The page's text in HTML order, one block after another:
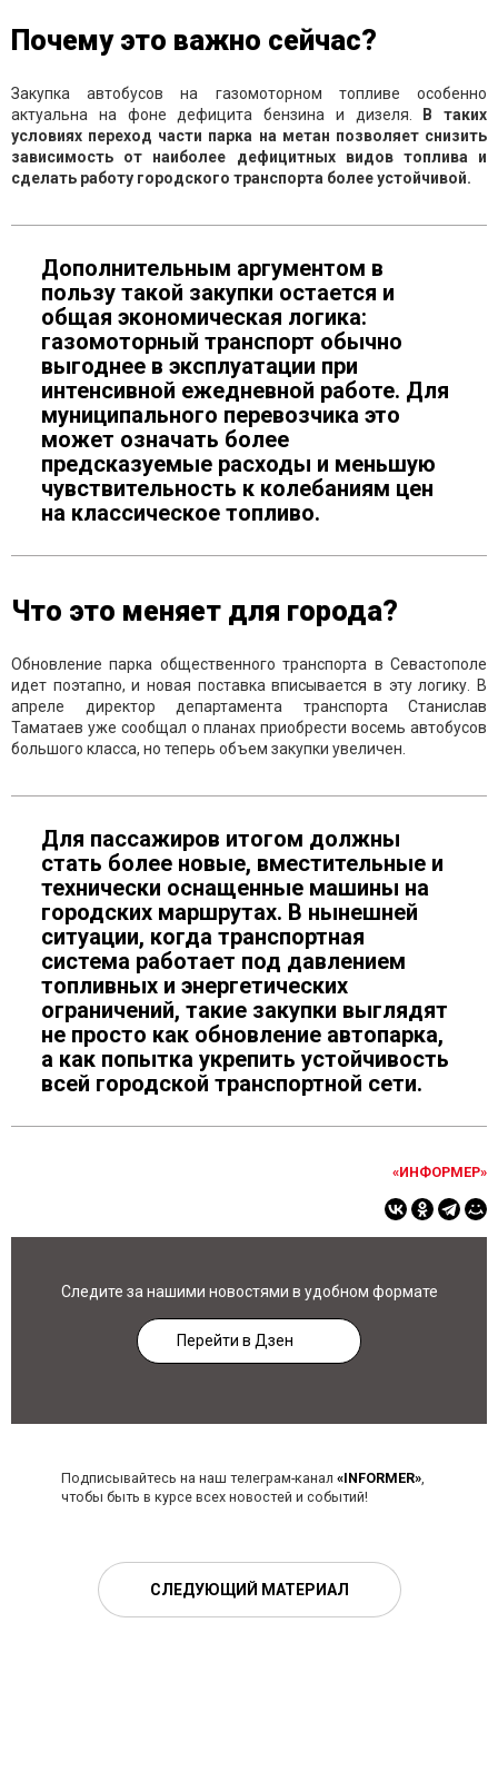
Почему это важно сейчас?
Закупка автобусов на газомоторном топливе особенно
актуальна на фоне дефицита бензина и дизеля.
В таких
условиях переход части парка на метан позволяет снизить
зависимость от наиболее дефицитных видов топлива и
сделать работу городского транспорта более устойчивой.
Дополнительным аргументом в
пользу такой закупки остается и
общая экономическая логика:
газомоторный транспорт обычно
выгоднее в эксплуатации при
интенсивной ежедневной работе. Для
муниципального перевозчика это
может означать более
предсказуемые расходы и меньшую
чувствительность к колебаниям цен
на классическое топливо.
Что это меняет для города?
Обновление парка общественного транспорта в Севастополе
идет поэтапно, и новая поставка вписывается в эту логику. В
апреле директор департамента транспорта Станислав
Таматаев уже сообщал о планах приобрести восемь автобусов
большого класса, но теперь объем закупки увеличен.
Для пассажиров итогом должны
стать более новые, вместительные и
технически оснащенные машины на
городских маршрутах. В нынешней
ситуации, когда транспортная
система работает под давлением
топливных и энергетических
ограничений, такие закупки выглядят
не просто как обновление автопарка,
а как попытка укрепить устойчивость
всей городской транспортной сети.
«ИНФОРМЕР»
Следите за нашими новостями в удобном формате
Перейти в Дзен
Подписывайтесь на наш телеграм-канал «INFORMER»
чтобы быть в курсе всех новостей и событий!
СЛЕДУЮЩИЙ МАТЕРИАЛ